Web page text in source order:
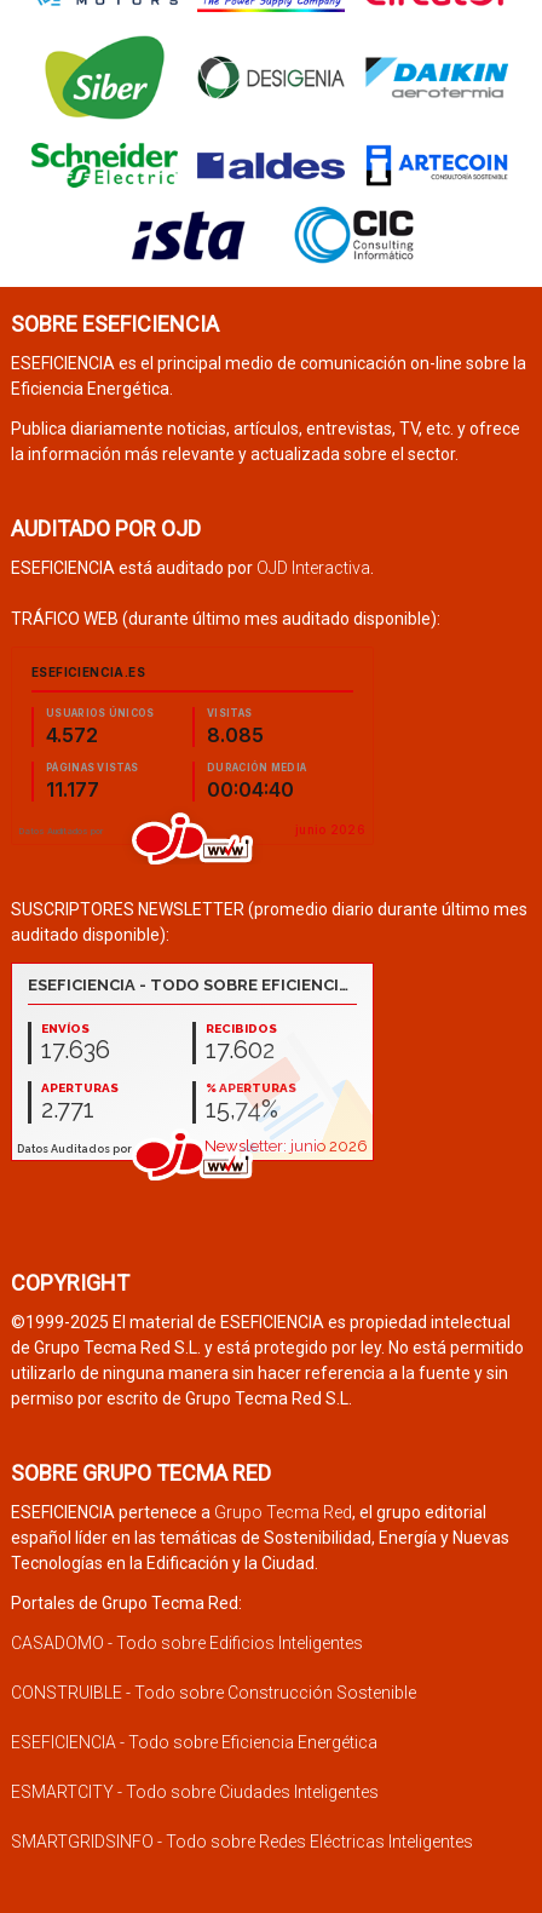
SOBRE ESEFICIENCIA
ESEFICIENCIA es el principal medio de comunicación on-line sobre la
Eficiencia Energética.
Publica diariamente noticias, artículos, entrevistas, TV, etc. y ofrece
la información más relevante y actualizada sobre el sector.
AUDITADO POR OJD
ESEFICIENCIA está auditado por OJD Interactiva
TRÁFICO WEB (durante último mes auditado disponible):
SUSCRIPTORES NEWSLETTER (promedio diario durante último mes
auditado disponible):
COPYRIGHT
©1999-2025 El material de ESEFICIENCIA es propiedad intelectual
de Grupo Tecma Red S.L. y está protegido por ley. No está permitido
utilizarlo de ninguna manera sin hacer referencia a la fuente y sin
permiso por escrito de Grupo Tecma Red S.L.
SOBRE GRUPO TECMA RED
ESEFICIENCIA pertenece a Grupo Tecma Red, el grupo editorial
español líder en las temáticas de Sostenibilidad, Energía y Nuevas
Tecnologías en la Edificación y la Ciudad.
Portales de Grupo Tecma Red:
CASADOMO - Todo sobre Edificios Inteligentes
CONSTRUIBLE - Todo sobre Construcción Sostenible
ESEFICIENCIA - Todo sobre Eficiencia Energética
ESMARTCITY - Todo sobre Ciudades Inteligentes
SMARTGRIDSINFO - Todo sobre Redes Eléctricas Inteligentes